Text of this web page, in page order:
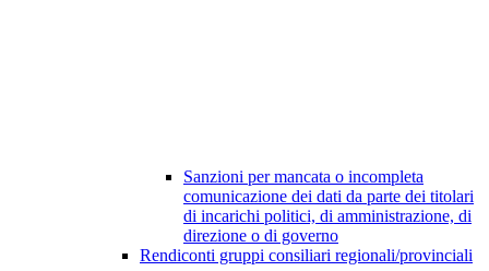
Sanzioni per mancata o incompleta
comunicazione dei dati da parte dei titolari
di incarichi politici, di amministrazione, di
direzione o di governo
Rendiconti gruppi consiliari regionali/provinciali